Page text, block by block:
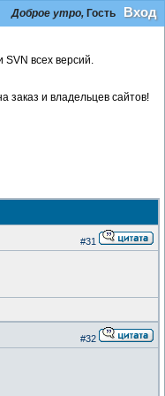
Доброе утро, Гость Вход
всех версий.
и владельцев сайтов!
#31
#32